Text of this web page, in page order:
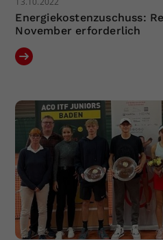
Energiekostenzuschuss:
November erforderlich